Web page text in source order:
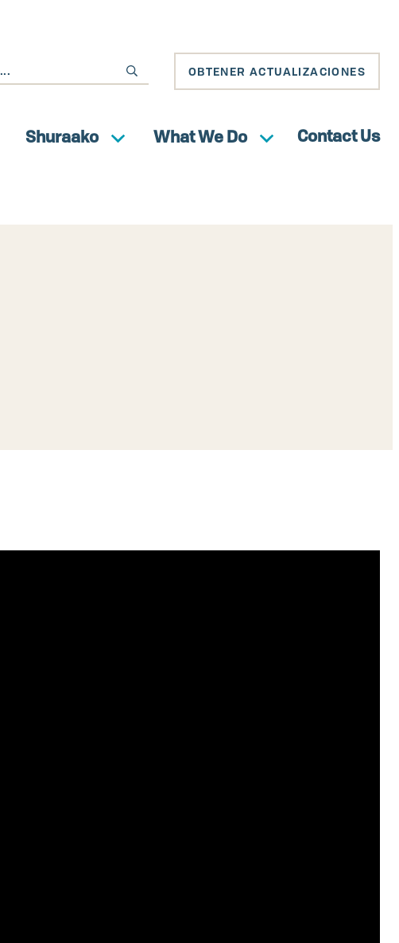
OBTENER ACTUALIZACIONES
Shuraako What We Do Contact Us